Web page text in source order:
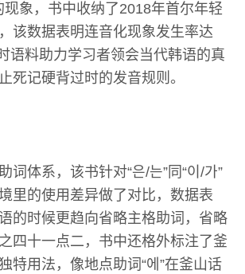
现象，书中收纳了2018年首尔年轻
该数据表明连音化现象发生率达
语料助力学习者领会当代韩语的真
死记硬背过时的发音规则。
词体系，该书针对“은/는”同“이/가”
里的使用差异做了对比，数据表
的时候更趋向省略主格助词，省略
四十一点二，书中还格外标注了釜
特用法，像地点助词“에”在釜山话